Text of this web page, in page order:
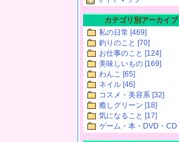
カテゴリ別アーカイブ
私の日常 [469]
釣りのこと [70]
お仕事のこと [124]
美味しいもの [169]
わんこ [65]
ネイル [46]
コスメ・美容系 [32]
癒しグリーン [18]
気になること [17]
ゲーム・本・DVD・CD